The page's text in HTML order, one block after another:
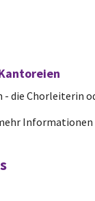
die Chorleiterin